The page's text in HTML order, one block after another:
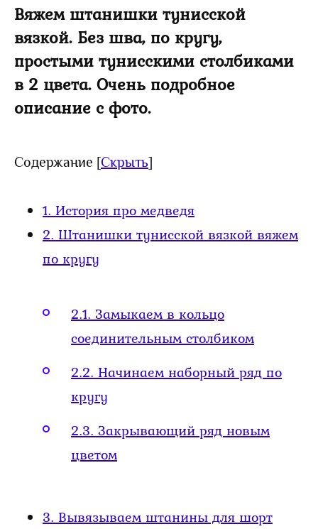
Вяжем штанишки тунисской
вязкой. Без шва, по кругу,
простыми тунисскими столбиками
в 2 цвета. Очень подробное
описание с фото.
Содержание [Скрыть]
1. История про медведя
2. Штанишки тунисской вязкой вяжем
по кругу
2.1. Замыкаем в кольцо
соединительным столбиком
2.2. Начинаем наборный ряд по
кругу
2.3. Закрывающий ряд новым
цветом
3. Вывязываем штанины для шорт